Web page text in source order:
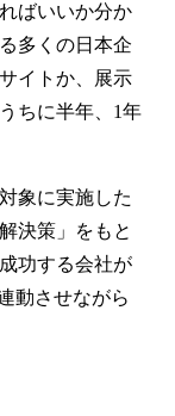
ばいいか分か
多くの日本企
イトか、展示
ちに半年、1年
象に実施した
決策」をもと
功する会社が
動させながら